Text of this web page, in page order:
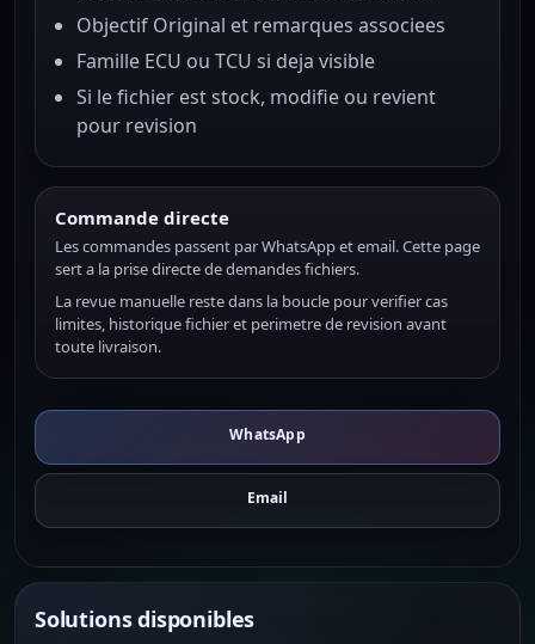
Objectif Original et remarques associees
Famille ECU ou TCU si deja visible
Si le fichier est stock, modifie ou revient
pour revision
Commande directe
Les commandes passent par WhatsApp et email. Cette page
sert a la prise directe de demandes fichiers.
La revue manuelle reste dans la boucle pour verifier cas
limites, historique fichier et perimetre de revision avant
toute livraison.
WhatsApp
Email
Solutions disponibles